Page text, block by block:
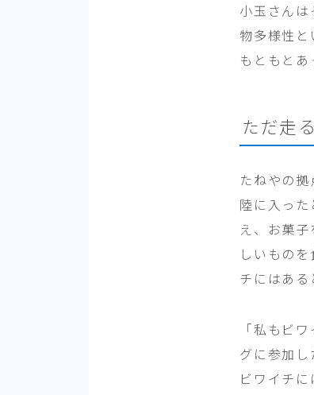
小玉さん
物多様性
もともと
ただ走
たねやの
陸に入っ
え、お菓
しいもの
チにはある
「私もビ
グに参加
ビワイチ